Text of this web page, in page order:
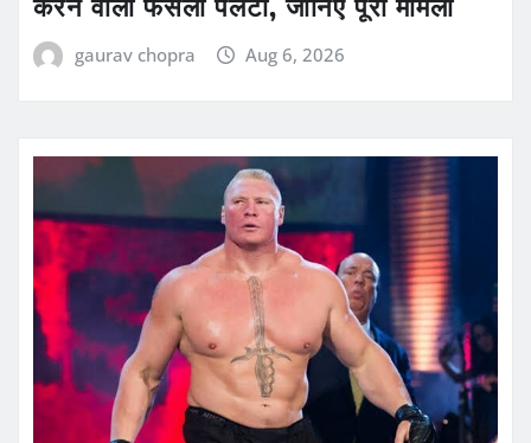
gaurav chopra Aug 6, 2026